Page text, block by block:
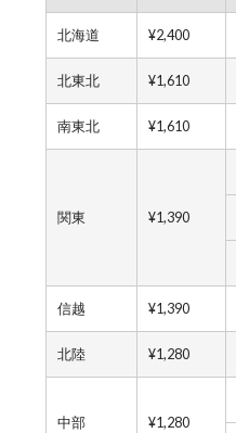
北海道 ¥2,400
北東北 ¥1,610
南東北 ¥1,610
関東 ¥1,390
信越 ¥1,390
北陸 ¥1,280
中部 ¥1,280